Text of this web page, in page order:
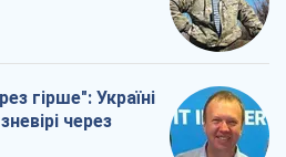
гірше": Україні
через